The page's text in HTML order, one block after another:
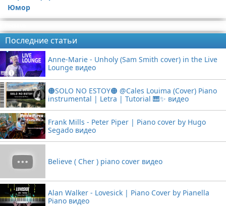
Статьи про гитары
Видео с игрой на фортепиано
Юмор
Последние статьи
Anne-Marie - Unholy (Sam Smith cover) in the Live
Lounge видео
🟠SOLO NO ESTOY🟠 @Cales Louima (Cover) Piano
instrumental | Letra | Tutorial 🎹✨ видео
Frank Mills - Peter Piper | Piano cover by Hugo
Segado видео
Believe ( Cher ) piano cover видео
Alan Walker - Lovesick | Piano Cover by Pianella
Piano видео